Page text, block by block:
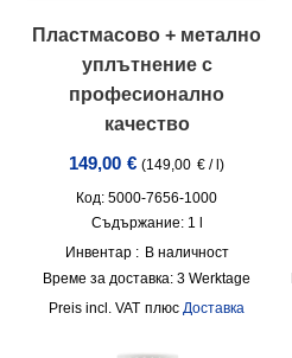
Пластмасово + метално
уплътнение с
професионално
качество
149,00 € (149,00 € /l)
Код: 5000-7656-1000
Съдържание: 1
Инвентар : В наличност
Време за доставка: 3 Werktage
incl. VAT плюс Доставка